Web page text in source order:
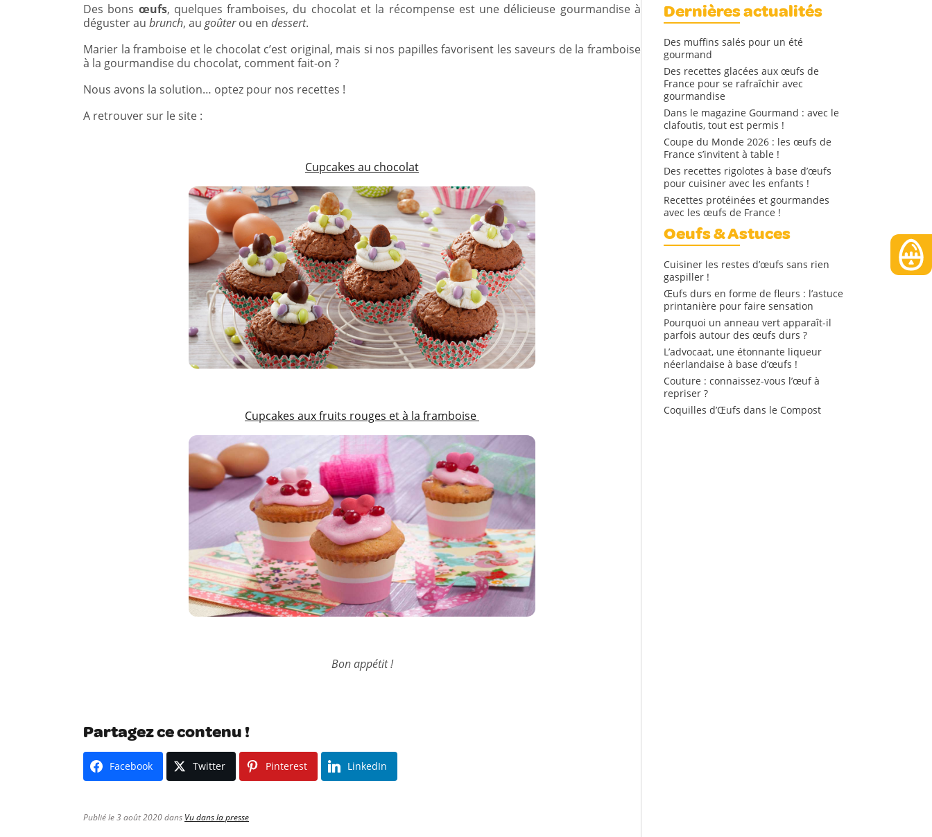
Des bons œufs, quelques framboises, du chocolat et la récompense est une délicieuse gourmandise à
déguster au brunch, au goûterou en dessert.
Marier la framboise et le chocolat c’est original, mais si nos papilles favorisent les saveurs de la framboise
à la gourmandise du chocolat, comment fait-on ?
Nous avons la solution… optez pour nos recettes !
A retrouver sur le site :
Cupcakes au chocolat
Cupcakes aux fruits rouges et à la framboise
Bon appétit !
Partagez ce contenu !
Facebook Twitter Pinterest LinkedIn
Publié le 3 août 2020 dans Vu dans la presse
Dernières actualités
Des muffins salés pour un été
gourmand
Des recettes glacées aux œufs de
France pour se rafraîchir avec
gourmandise
Dans le magazine Gourmand : avec le
clafoutis, tout est permis !
Coupe du Monde 2026 : les œufs de
France s’invitent à table !
Des recettes rigolotes à base d’œufs
pour cuisiner avec les enfants !
Recettes protéinées et gourmandes
avec les œufs de France !
Oeufs & Astuces
Cuisiner les restes d’œufs sans rien
gaspiller !
Œufs durs en forme de fleurs : l’astuce
printanière pour faire sensation
Pourquoi un anneau vert apparaît-il
parfois autour des œufs durs ?
L’advocaat, une étonnante liqueur
néerlandaise à base d’œufs !
Couture : connaissez-vous l’œuf à
repriser ?
Coquilles d’Œufs dans le Compost